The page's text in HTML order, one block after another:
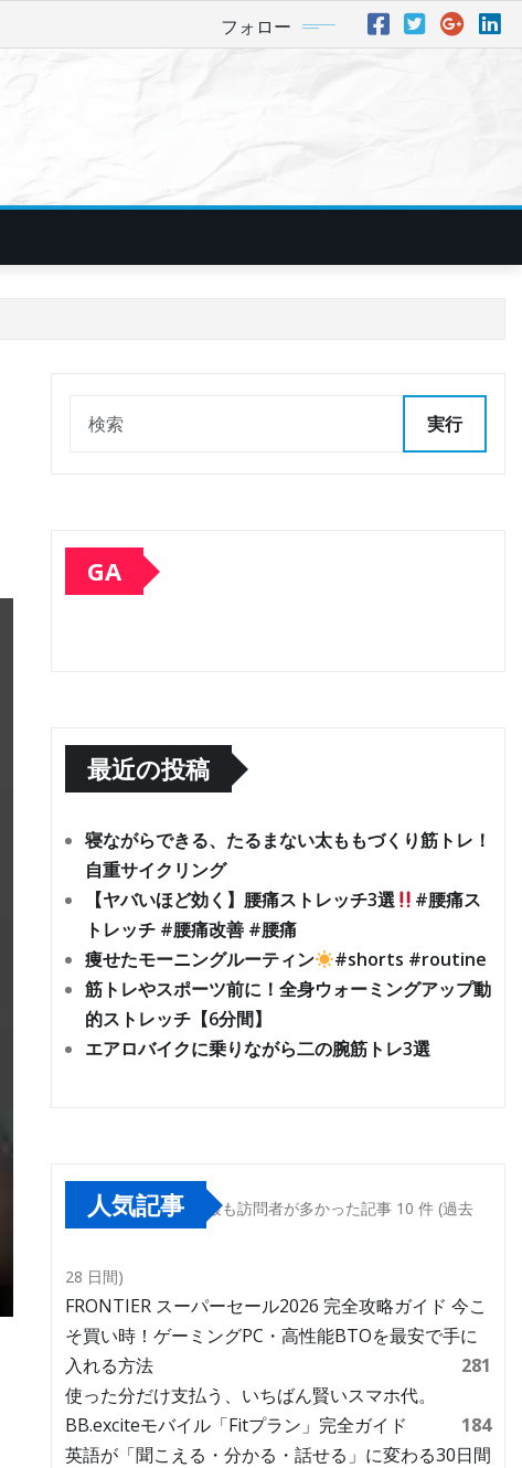
フォロー
実行
GA
最近の投稿
寝ながらできる、たるまない太ももづくり筋トレ！
自重サイクリング
【ヤバいほど効く】腰痛ストレッチ3選
#腰痛ス
トレッチ #腰痛改善 #腰痛
痩せたモーニングルーティン
#shorts #routine
筋トレやスポーツ前に！全身ウォーミングアップ動
的ストレッチ【6分間】
エアロバイクに乗りながら二の腕筋トレ3選
人気記事 最も訪問者が多かった記事 10 件 (過去
28 日間)
FRONTIER スーパーセール2026 完全攻略ガイド 今こ
そ買い時！ゲーミングPC・高性能BTOを最安で手に
入れる方法
281
使った分だけ支払う、いちばん賢いスマホ代。
BB.exciteモバイル「Fitプラン」完全ガイド
184
英語が「聞こえる・分かる・話せる」に変わる30日間